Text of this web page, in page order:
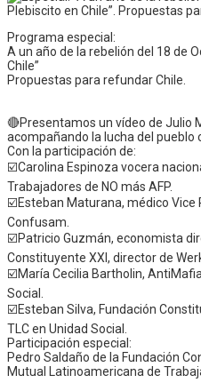
Programa especial:
A un año de la rebelión del 18 de
Chile”
Propuestas para refundar Chile.
🔴Presentamos un vídeo de Julio
acompañando la lucha del pueblo
Con la participación de:
☑️Carolina Espinoza vocera
Trabajadores de NO más AFP.
☑️Esteban Maturana, médico Vice
Confusam.
☑️Patricio Guzmán, economista
Constituyente XXI, director de
☑️María Cecilia Bartholin,
Social.
☑️Esteban Silva, Fundación
TLC en Unidad Social.
Participación especial:
Pedro Saldaño de la Fundación
Mutual Latinoamericana de